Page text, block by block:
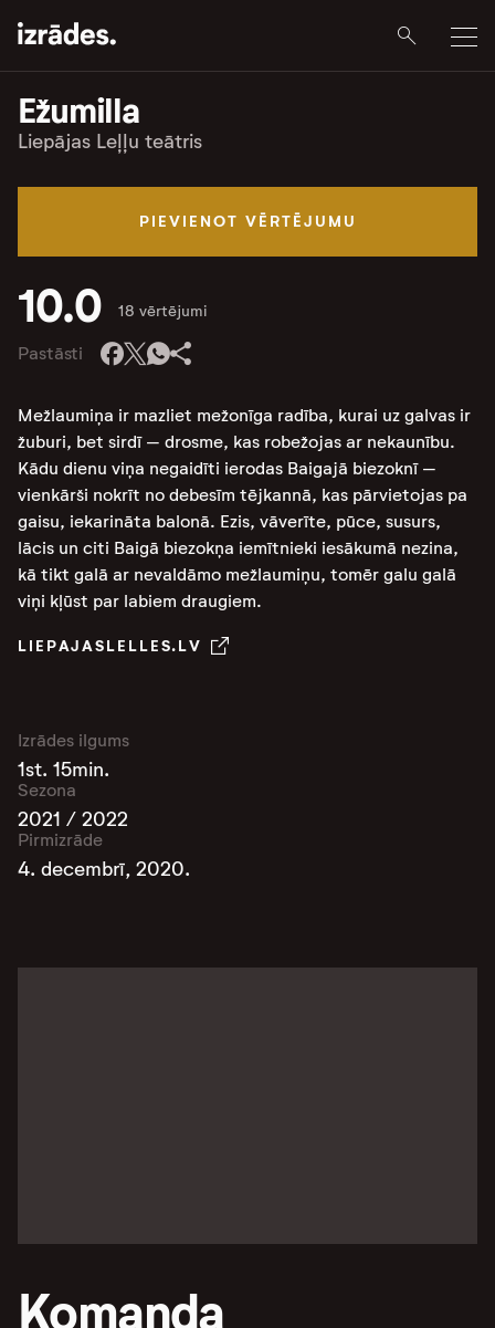
Ežumilla
Liepājas Leļļu teātris
PIEVIENOT VĒRTĒJUMU
10.0 18 vērtējumi
Pastāsti
Mežlaumiņa ir mazliet mežonīga radība, kurai uz galvas ir
žuburi, bet sirdī – drosme, kas robežojas ar nekaunību.
Kādu dienu viņa negaidīti ierodas Baigajā biezoknī –
vienkārši nokrīt no debesīm tējkannā, kas pārvietojas pa
gaisu, iekarināta balonā. Ezis, vāverīte, pūce, susurs,
lācis un citi Baigā biezokņa iemītnieki iesākumā nezina,
kā tikt galā ar nevaldāmo mežlaumiņu, tomēr galu galā
viņi kļūst par labiem draugiem.
LIEPAJASLELLES.LV
Izrādes ilgums
1st. 15min.
Sezona
2021 / 2022
Pirmizrāde
4. decembrī, 2020.
Komanda